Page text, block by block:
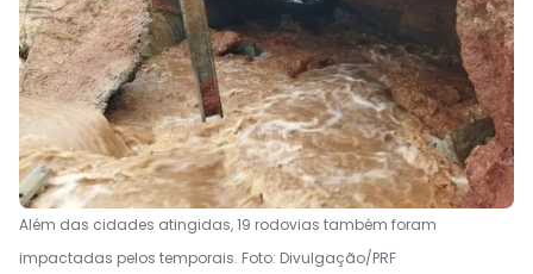
Além das cidades atingidas, 19 rodovias também foram
impactadas pelos temporais. Foto: Divulgação/PRF